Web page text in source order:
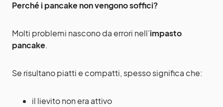
Perché i pancake non vengono soffici?
Molti problemi nascono da errori nell’impasto
pancake.
Se risultano piatti e compatti, spesso significa che:
il lievito non era attivo